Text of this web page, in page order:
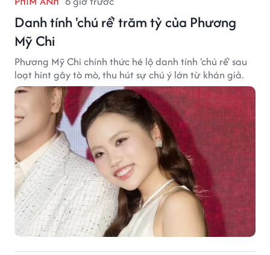
Danh tính 'chú rể' trăm tỷ của Phương
Mỹ Chi
Phương Mỹ Chi chính thức hé lộ danh tính 'chú rể' sau
loạt hint gây tò mò, thu hút sự chú ý lớn từ khán giả.